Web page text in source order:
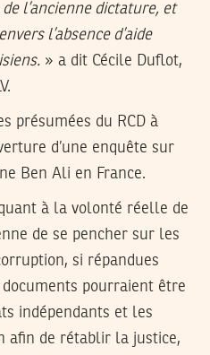
l’ancienne dictature, et
l’absence d’aide
» a dit Cécile Duflot,
présumées du RCD à
d’une enquête sur
Ben Ali en France.
à la volonté réelle de
de se pencher sur les
si répandues
documents pourraient être
indépendants et les
afin de rétablir la justice,